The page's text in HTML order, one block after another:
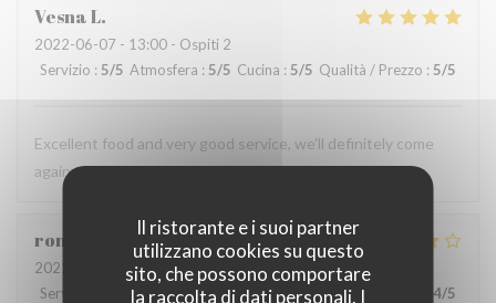
Il ristorante e i suoi partner
utilizzano cookies su questo
sito, che possono comportare
la raccolta di dati personali. I
VesnaL
2022-06-07 - 13:00 - Ospiti 2
Servizio : 5/5 Atmosfera : 5/5 Cucina : 5/5 Qualità / Prezzo : 5/5
Excellent food and very good service, we'll definitely come
again.
romain
2022-06-22
- 13:00 - Ospiti 4
Servizio
Atmosfera:5 /5 Cucina: 4/5 Qualità / Prezzo 4/5